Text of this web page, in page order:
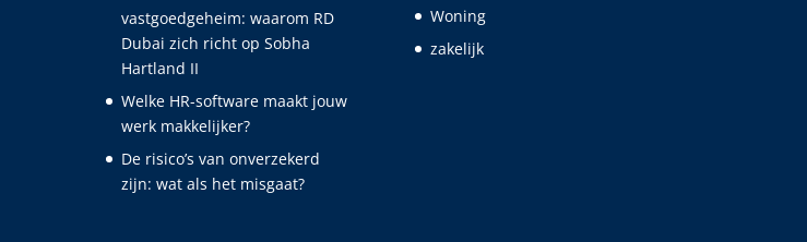
vastgoedgeheim: waarom RD
Dubai zich richt op Sobha
Hartland II
Welke HR-software maakt jouw
werk makkelijker?
De risico’s van onverzekerd
zijn: wat als het misgaat?
Woning
zakelijk